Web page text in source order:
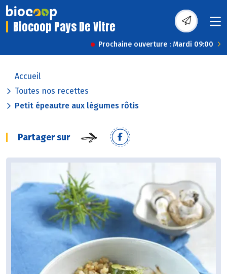
Biocoop Pays De Vitre
Prochaine ouverture : Mardi 09:00
Accueil
Toutes nos recettes
Petit épeautre aux légumes rôtis
Partager sur